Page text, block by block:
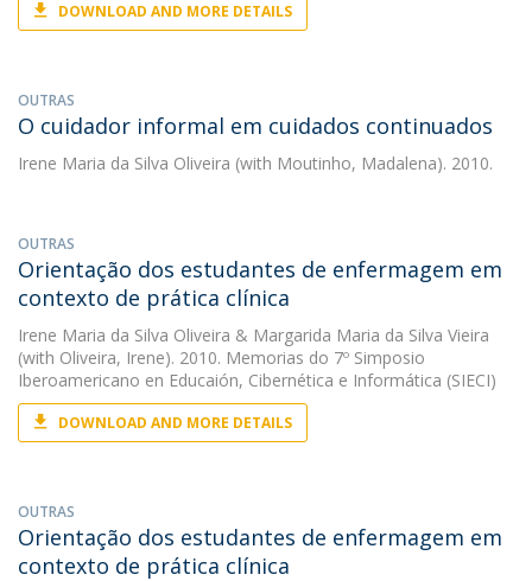
DOWNLOAD AND MORE DETAILS
OUTRAS
O cuidador informal em cuidados continuados
Irene Maria da Silva Oliveira (with Moutinho, Madalena). 2010.
OUTRAS
Orientação dos estudantes de enfermagem em
contexto de prática clínica
Irene Maria da Silva Oliveira & Margarida Maria da Silva Vieira
(with Oliveira, Irene). 2010. Memorias do 7º Simposio
Iberoamericano en Educaión, Cibernética e Informática (SIECI)
DOWNLOAD AND MORE DETAILS
OUTRAS
Orientação dos estudantes de enfermagem em
contexto de prática clínica